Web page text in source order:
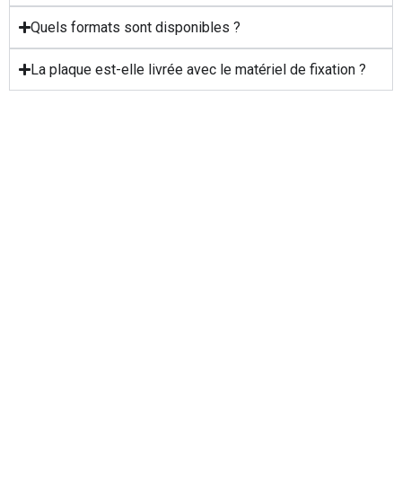
Quels formats sont disponibles ?
La plaque est-elle livrée avec le matériel de fixation ?